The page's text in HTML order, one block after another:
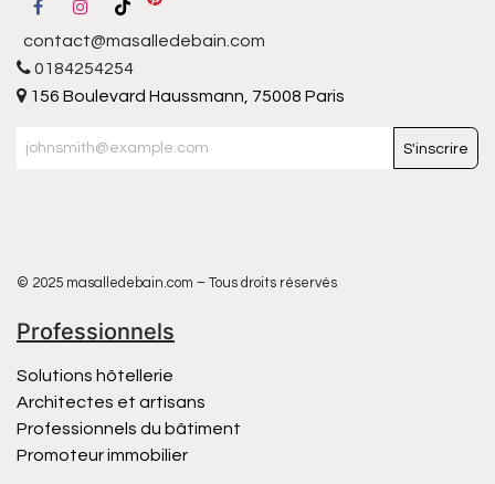
contact@masalledebain.com
0184254254
156 Boulevard Haussmann, 75008 Paris
S'inscrire
© 2025 masalledebain.com – Tous droits réservés
Professionnels
Solutions hôtellerie
Architectes et artisans
Professionnels du bâtiment
Promoteur immobilier